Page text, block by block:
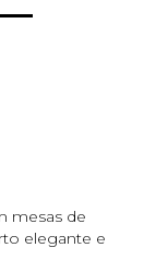
mesas de
elegante e